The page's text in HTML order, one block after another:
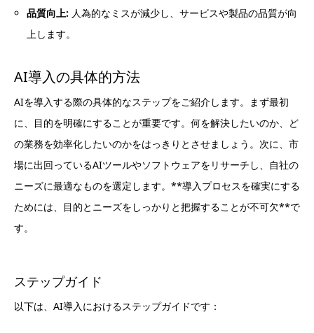
品質向上: 人為的なミスが減少し、サービスや製品の品質が向
上します。
AI導入の具体的方法
AIを導入する際の具体的なステップをご紹介します。まず最初
に、目的を明確にすることが重要です。何を解決したいのか、ど
の業務を効率化したいのかをはっきりとさせましょう。次に、市
場に出回っているAIツールやソフトウェアをリサーチし、自社の
ニーズに最適なものを選定します。**導入プロセスを確実にする
ためには、目的とニーズをしっかりと把握することが不可欠**で
す。
ステップガイド
以下は、AI導入におけるステップガイドです：